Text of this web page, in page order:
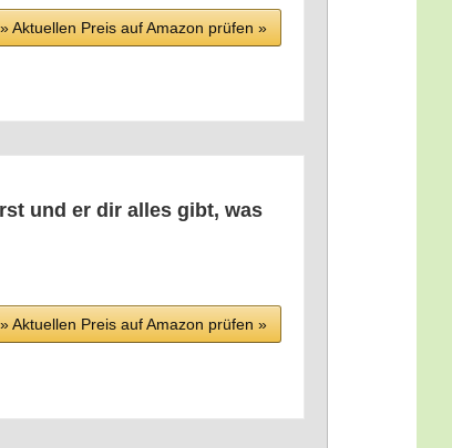
» Aktu­el­len Preis auf Ama­zon prü­fen »
und er dir alles gibt, was
» Aktu­el­len Preis auf Ama­zon prü­fen »